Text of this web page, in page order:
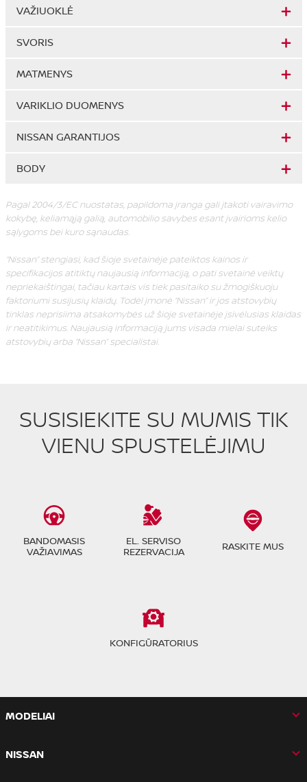
VAŽIUOKLĖ
SVORIS
MATMENYS
VARIKLIO DUOMENYS
NISSAN GARANTIJOS
BODY
Pagal 2004/3/EC nuostatas, papildoma įranga gali įtakoti vairavimo
kokybę, keliamąją galią, automobilio savybes esant įvairioms kelio
sąlygoms bei kuro sąnaudas.
“Nissan” stengiasi, kad šioje svetainėje pateiktos kainos ir
specifikacijos atitiktų naujausią informaciją, o pati svetainė veiktų
nepriekaištingai, tačiau kartais vis tiek pasitaiko su žmogiškuoju
faktoriumi susijusių klaidų. Todėl įmonė “Nissan” ir jos atstovybių
tinklas neprisiima atsakomybės už šioje svetainėje įsivėlusias klaidas
ir neatitikimus. Naujausią informaciją jums visada mielai suteiks
atstovybių arba “Nissan” specialistai.
SUSISIEKITE SU MUMIS TIK
VIENU SPUSTELĖJIMU
BANDOMASIS
VAŽIAVIMAS
EL. SERVISO
REZERVACIJA
RASKITE MUS
KONFIGŪRATORIUS
MODELIAI
NISSAN